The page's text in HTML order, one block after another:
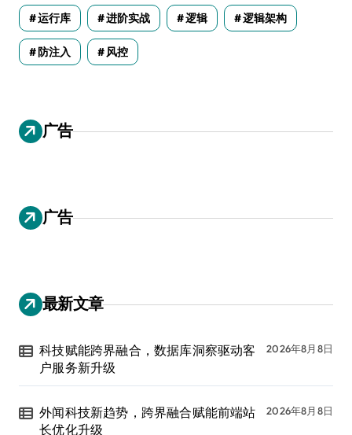
运行库 进阶实战 逻辑 逻辑架构
防注入 风控
广告
广告
最新文章
科技赋能跨界融合，数据库洞察驱动客
户服务新升级
2026年8月8日
外闻科技新趋势，跨界融合赋能前端站
长优化升级
2026年8月8日